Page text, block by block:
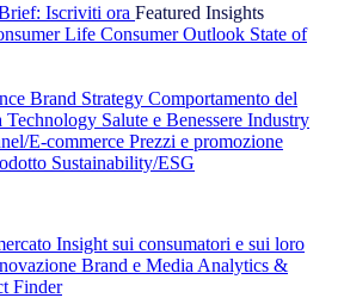
Iscriviti ora Featured Insights
Life Consumer Outlook State of
Brand Strategy Comportamento del
Technology Salute e Benessere Industry
E-commerce Prezzi e promozione
Sustainability/ESG
Insight sui consumatori e sui loro
Brand e Media Analytics &
Finder